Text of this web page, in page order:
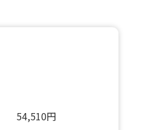
34,659円